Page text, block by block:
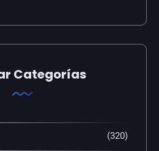
Categorías
(320)